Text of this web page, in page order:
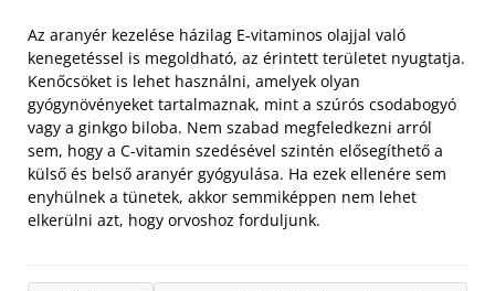
Az aranyér kezelése házilag E-vitaminos olajjal való
kenegetéssel is megoldható, az érintett területet nyugtatja.
Kenőcsöket is lehet használni, amelyek olyan
gyógynövényeket tartalmaznak, mint a szúrós csodabogyó
vagy a ginkgo biloba. Nem szabad megfeledkezni arról
sem, hogy a C-vitamin szedésével szintén elősegíthető a
külső és belső aranyér gyógyulása. Ha ezek ellenére sem
enyhülnek a tünetek, akkor semmiképpen nem lehet
elkerülni azt, hogy orvoshoz forduljunk.